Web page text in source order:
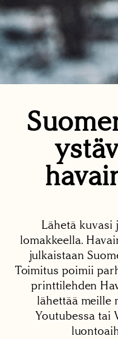
Lähetä kuvasi
lomakkeella.
julkaistaan
Toimitus poimii
printtilehden
lähettää meille
Youtubessa tai